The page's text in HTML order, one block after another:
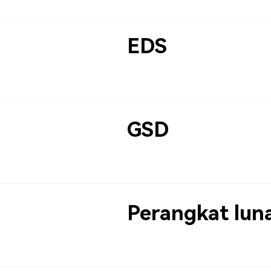
EDS
GSD
Perangkat